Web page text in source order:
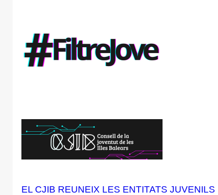
EL CJIB REUNEIX LES ENTITATS